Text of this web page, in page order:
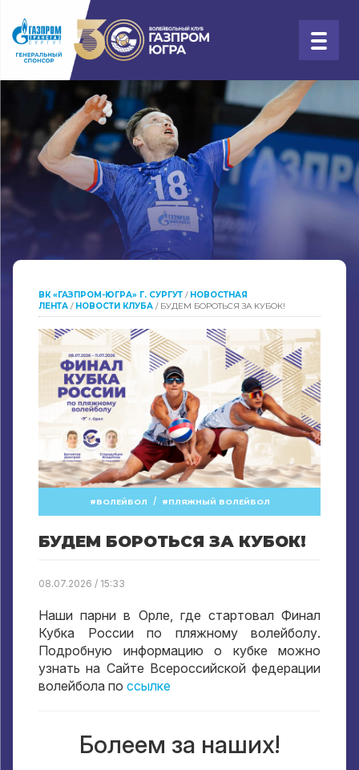
ВК «ГАЗПРОМ-ЮГРА» Г. СУРГУТ / НОВОСТНАЯ
ЛЕНТА / НОВОСТИ КЛУБА / БУДЕМ БОРОТЬСЯ ЗА КУБОК!
ВОЛЕЙБОЛ / ПЛЯЖНЫЙ ВОЛЕЙБОЛ
БУДЕМ БОРОТЬСЯ ЗА КУБОК!
08.07.2026 / 15:33
Наши парни в Орле, где стартовал Финал
Кубка России по пляжному волейболу.
Подробную информацию о кубке можно
узнать на Сайте Всероссийской федерации
волейбола по ссылке
Болеем за наших!